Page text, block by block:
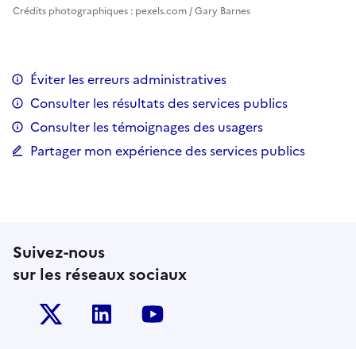
Crédits photographiques : pexels.com / Gary Barnes
Éviter les erreurs administratives
Consulter les résultats des services publics
Consulter les témoignages des usagers
Partager mon expérience des services publics
Suivez-nous
sur les réseaux sociaux
Twitter-x Linkedin